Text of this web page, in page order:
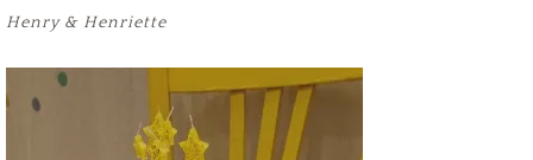
Henry & Henriette